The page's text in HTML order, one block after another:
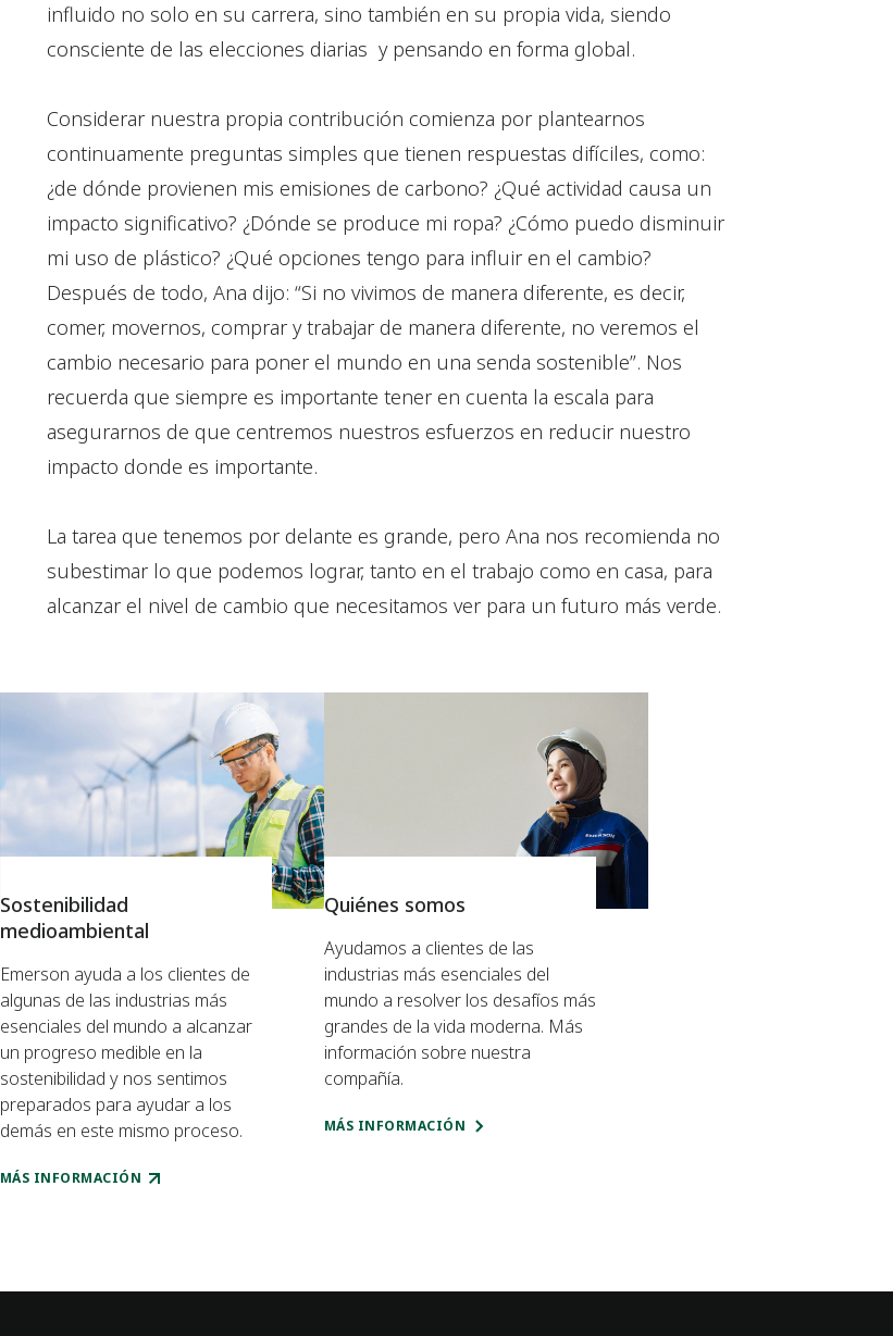
influido no solo en su carrera, sino también en su propia vida, siendo
consciente de las elecciones diarias y pensando en forma global.
Considerar nuestra propia contribución comienza por plantearnos
continuamente preguntas simples que tienen respuestas difíciles, como:
¿de dónde provienen mis emisiones de carbono? ¿Qué actividad causa un
impacto significativo? ¿Dónde se produce mi ropa? ¿Cómo puedo disminuir
mi uso de plástico? ¿Qué opciones tengo para influir en el cambio?
Después de todo, Ana dijo: “Si no vivimos de manera diferente, es decir,
comer, movernos, comprar y trabajar de manera diferente, no veremos el
cambio necesario para poner el mundo en una senda sostenible”. Nos
recuerda que siempre es importante tener en cuenta la escala para
asegurarnos de que centremos nuestros esfuerzos en reducir nuestro
impacto donde es importante.
La tarea que tenemos por delante es grande, pero Ana nos recomienda no
subestimar lo que podemos lograr, tanto en el trabajo como en casa, para
alcanzar el nivel de cambio que necesitamos ver para un futuro más verde.
Sostenibilidad
medioambiental
Emerson ayuda a los clientes de
algunas de las industrias más
esenciales del mundo a alcanzar
un progreso medible en la
sostenibilidad y nos sentimos
preparados para ayudar a los
demás en este mismo proceso.
MÁS INFORMACIÓN
Quiénes somos
Ayudamos a clientes de las
industrias más esenciales del
mundo a resolver los desafíos más
grandes de la vida moderna. Más
información sobre nuestra
compañía.
MÁS INFORMACIÓN